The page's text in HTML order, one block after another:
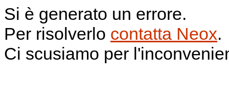
Si è generato un errore.
Per risolverlo contatta Neox.
Ci scusiamo per